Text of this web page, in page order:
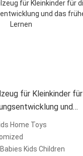
für Kleinkinder für
und
Home Toys
Kids Children